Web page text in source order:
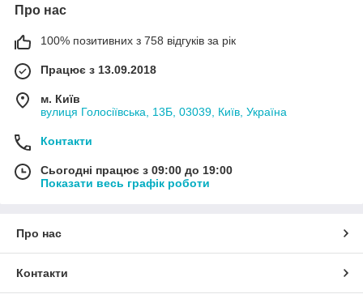
Про нас
100% позитивних з 758 відгуків за рік
Працює з 13.09.2018
м. Київ
вулиця Голосіївська, 13Б, 03039, Київ, Україна
Контакти
Сьогодні працює з 09:00 до 19:00
Показати весь графік роботи
Про нас
Контакти